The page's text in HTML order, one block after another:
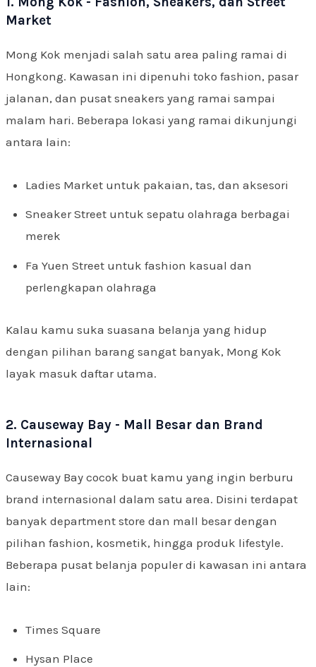
Market
Mong Kok menjadi salah satu area paling ramai di
Hongkong. Kawasan ini dipenuhi toko fashion, pasar
jalanan, dan pusat sneakers yang ramai sampai
malam hari. Beberapa lokasi yang ramai dikunjungi
antara lain:
Ladies Market untuk pakaian, tas, dan aksesori
Sneaker Street untuk sepatu olahraga berbagai
merek
Fa Yuen Street untuk fashion kasual dan
perlengkapan olahraga
Kalau kamu suka suasana belanja yang hidup
dengan pilihan barang sangat banyak, Mong Kok
layak masuk daftar utama.
2. Causeway Bay - Mall Besar dan Brand
Internasional
Causeway Bay cocok buat kamu yang ingin berburu
brand internasional dalam satu area. Disini terdapat
banyak department store dan mall besar dengan
pilihan fashion, kosmetik, hingga produk lifestyle.
Beberapa pusat belanja populer di kawasan ini antara
lain:
Times Square
Hysan Place